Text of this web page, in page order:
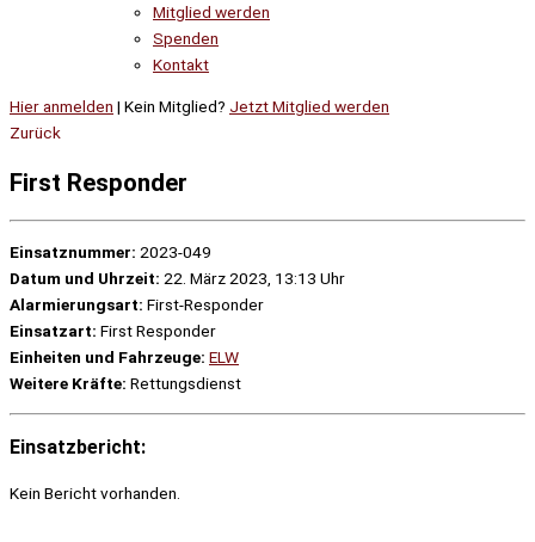
Mitglied werden
Spenden
Kontakt
Hier anmelden | Kein Mitglied? Jetzt Mitglied werden
Zurück
First Responder
Einsatznummer: 2023-049
Datum und Uhrzeit: 22. März 2023, 13:13 Uhr
Alarmierungsart: First-Responder
Einsatzart: First Responder
Einheiten und Fahrzeuge: ELW
Weitere Kräfte: Rettungsdienst
Einsatzbericht:
Kein Bericht vorhanden.